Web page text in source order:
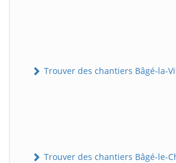
Trouver des chantiers Bâgé-la-
Trouver des chantiers Bâgé-le-